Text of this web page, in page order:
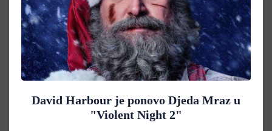
David Harbour je ponovo Djeda Mraz u
"Violent Night 2"